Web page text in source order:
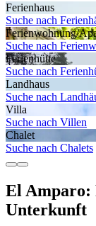
Ferienhaus
Suche nach
Ferienwohnung/
Suche nach
Ferienhütte
Suche nach
Landhaus
Suche nach
Villa
Suche nach Villen
Chalet
Suche nach Chalets
El Amparo:
Unterkunft